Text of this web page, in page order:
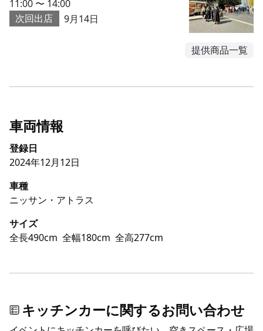
11:00 〜 14:00
次回出店
9月14日
提供商品一覧
車両情報
登録日
2024年12月12日
車種
ニッサン・アトラス
サイズ
全長490cm 全幅180cm 全高277cm
キッチンカーに関するお問い合わせ